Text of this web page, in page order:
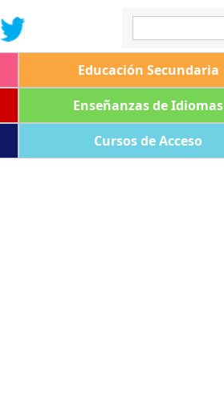
Educación Secundaria
Enseñanzas de Idiomas
Cursos de Acceso